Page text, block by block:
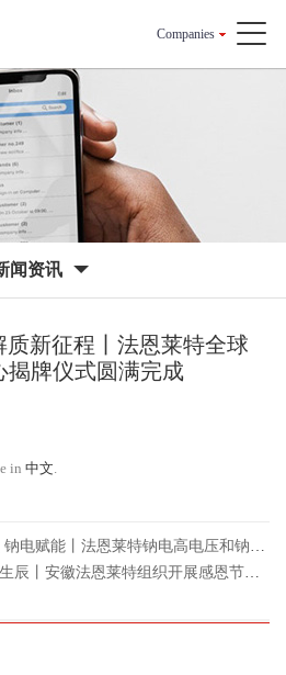
Companies
闻资讯
新征程丨法恩莱特全球
揭牌仪式圆满完成
in 中文.
恩莱特钠电高电压和钠电无负极电解液助力钠电池技术革新
徽法恩莱特组织开展感恩节暨员工生日会活动